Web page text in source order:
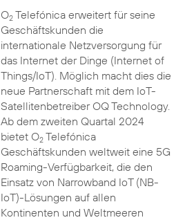
O2Telefónica erweitert für seine
Geschäftskunden die
internationale Netzversorgung für
das Internet der Dinge (Internet of
Things/IoT). Möglich macht dies die
neue Partnerschaft mit dem IoT-
Satellitenbetreiber OQ Technology.
Ab dem zweiten Quartal 2024
bietet O2Telefónica
Geschäftskunden weltweit eine 5G
Roaming-Verfügbarkeit, die den
Einsatz von Narrowband IoT (NB-
IoT)-Lösungen auf allen
Kontinenten und Weltmeeren